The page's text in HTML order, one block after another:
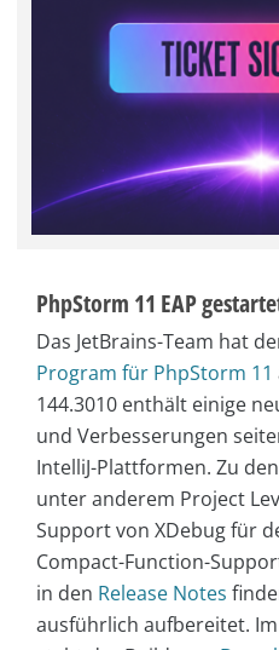
PhpStorm 11 EAP
Das JetBrains-Team hat
Program für PhpStorm 11
144.3010 enthält einige
und Verbesserungen
IntelliJ-Plattformen. Zu
unter anderem Project
Support von XDebug für
Compact-Function-
in den Release Notes
ausführlich aufbereitet.